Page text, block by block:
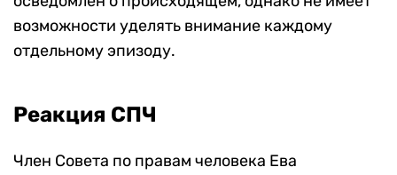
возможности уделять внимание каждому
отдельному эпизоду.
Реакция СПЧ
Член Совета по правам человека Ева